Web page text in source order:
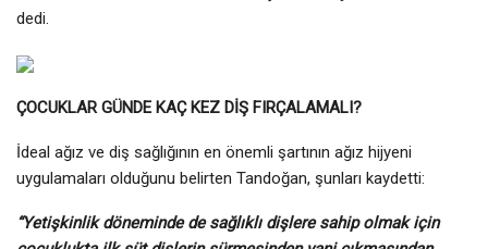
dedi.
ÇOCUKLAR GÜNDE KAÇ KEZ DİŞ FIRÇALAMALI?
İdeal ağız ve diş sağlığının en önemli şartının ağız hijyeni
uygulamaları olduğunu belirten Tandoğan, şunları kaydetti:
“Yetişkinlik döneminde de sağlıklı dişlere sahip olmak için